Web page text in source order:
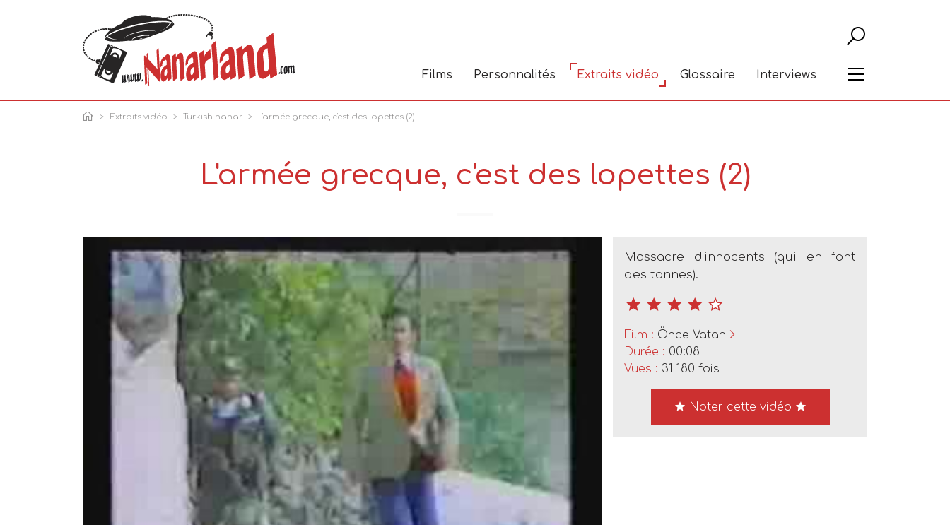
Films Personnalités Extraits vidéo Glossaire Interviews
Extraits vidéo Turkish nanar L'armée grecque, c'est des lopettes (2)
L'armée grecque, c'est des lopettes (2)
Massacre d'innocents (qui en font
des tonnes).
Film : Önce Vatan
Durée : 00:08
Vues : 31 180 fois
Noter cette vidéo